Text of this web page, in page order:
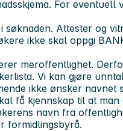
For eventuell
Attester og
ikke skal oppgi
meroffentlighet.
Vi kan gjøre
ikke ønsker navnet
få kjennskap til at
navn fra
formidlingsbyrå.